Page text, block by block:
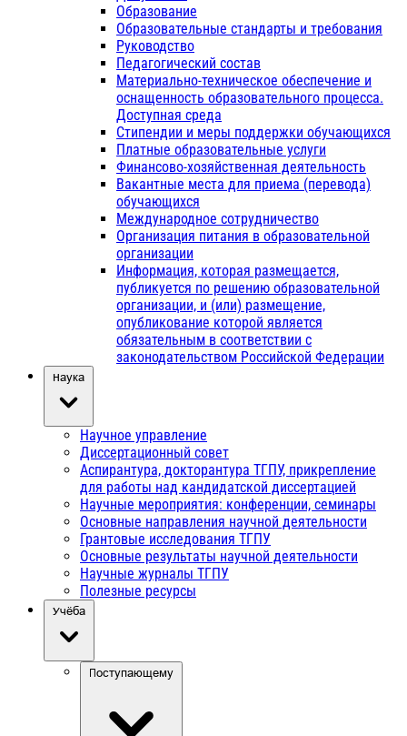
Образование
Образовательные стандарты и требования
Руководство
Педагогический состав
Материально-техническое обеспечение и
оснащенность образовательного процесса.
Доступная среда
Стипендии и меры поддержки обучающихся
Платные образовательные услуги
Финансово-хозяйственная деятельность
Вакантные места для приема (перевода)
обучающихся
Международное сотрудничество
Организация питания в образовательной
организации
Информация, которая размещается,
публикуется по решению образовательной
организации, и (или) размещение,
опубликование которой является
обязательным в соответствии с
законодательством Российской Федерации
Наука
Научное управление
Диссертационный совет
Аспирантура, докторантура ТГПУ, прикрепление
для работы над кандидатской диссертацией
Научные мероприятия: конференции, семинары
Основные направления научной деятельности
Грантовые исследования ТГПУ
Основные результаты научной деятельности
Научные журналы ТГПУ
Полезные ресурсы
Учёба
Поступающему